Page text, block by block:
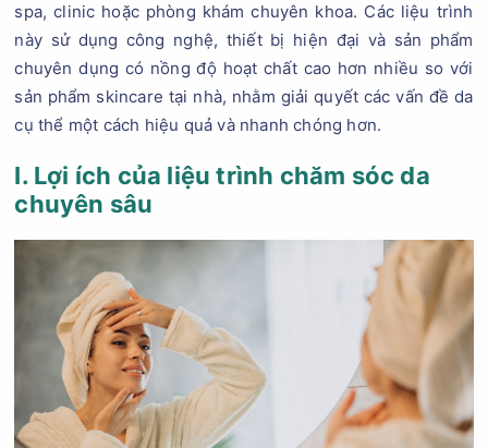
spa, clinic hoặc phòng khám chuyên khoa. Các liệu trình
này sử dụng công nghệ, thiết bị hiện đại và sản phẩm
chuyên dụng có nồng độ hoạt chất cao hơn nhiều so với
sản phẩm skincare tại nhà, nhằm giải quyết các vấn đề da
cụ thể một cách hiệu quả và nhanh chóng hơn.
I. Lợi ích của liệu trình chăm sóc da
chuyên sâu